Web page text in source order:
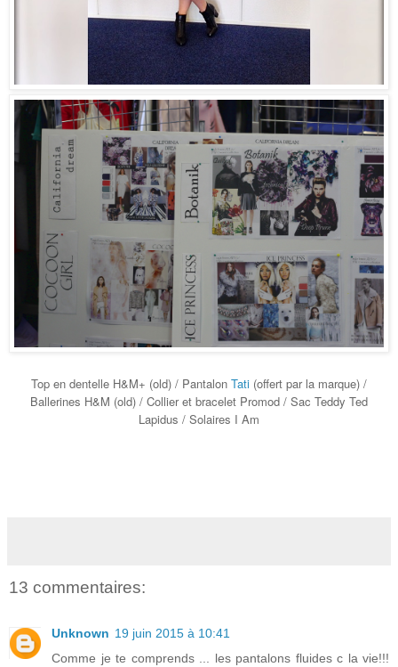
Top en dentelle H&M+ (old) / Pantalon Tati (offert par la marque) /
Ballerines H&M (old) / Collier et bracelet Promod / Sac Teddy Ted
Lapidus / Solaires I Am
13 commentaires:
Unknown 19 juin 2015 à 10:41
Comme je te comprends ... les pantalons fluides c la vie!!!